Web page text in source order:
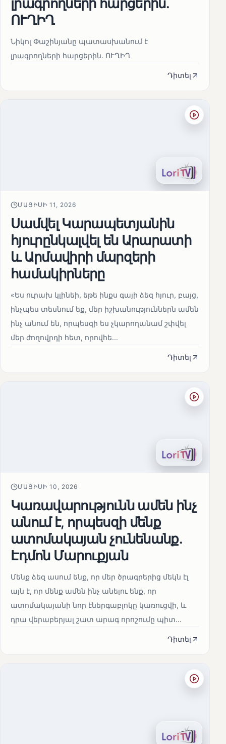
ՈՒՂԻՂ
Նիկոլ Փաշինյանը պատասխանում է
լրագրողների հարցերին․ ՈՒՂԻՂ
Դիտել
ՄԱՅԻՍԻ 11, 2026
Սամվել Կարապետյանին
հյուրընկալվել են Արարատի
և Արմավիրի մարզերի
համակիրները
«Ես ուրախ կլինեի, եթե ինքս գայի ձեզ հյուր, բայց,
ինչպես տեսնում եք, մեր իշխանություններն ամեն
ինչ անում են, որպեսզի ես չկարողանամ շփվել
մեր ժողովրդի հետ, որովհե...
Դիտել
ՄԱՅԻՍԻ 10, 2026
Կառավարությունն ամեն ինչ
անում է, որպեսզի մենք
ատոմակայան չունենանք․
Էդմոն Մարուքյան
Մենք ձեզ ասում ենք, որ մեր ծրագրերից մեկն էլ
այն է, որ մենք ամեն ինչ անելու ենք, որ
ատոմակայանի նոր էներգաբլոկը կառուցվի, և
դրա վերաբերյալ շատ արագ որոշումը պիտ...
Դիտել